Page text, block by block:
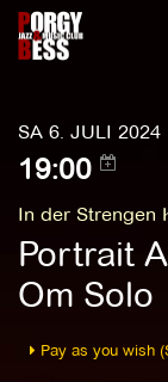
SA 6. JULI 2024
19:00
In der Strengen
Portrait
Om Solo
Pay as you wish